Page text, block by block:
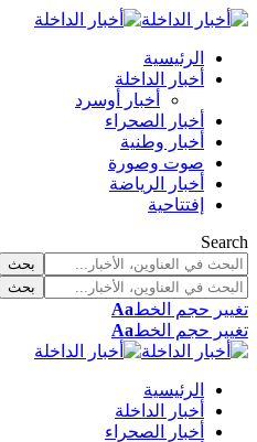
الرئيسية
أخبار الداخلة
أخبار أوسرد
أخبار الصحراء
أخبار وطنية
صوت وصورة
أخبار الرياضة
إفتتاحية
Search
تغيير حجم الخطAa
تغيير حجم الخطAa
الرئيسية
أخبار الداخلة
أخبار الصحراء